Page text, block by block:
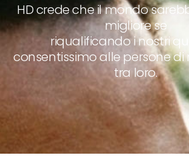
HD crede che il mondo
migliore se
riqualificando i nostri
consentissimo alle persone di
tra loro.